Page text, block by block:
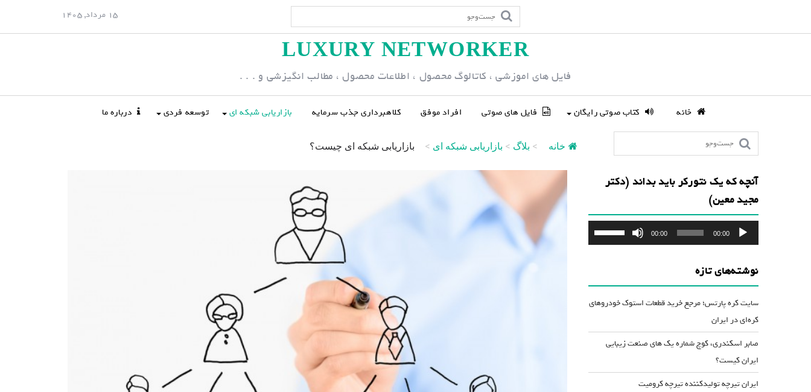
o
15 مرداد, 1405
LUXURY NETWORKER
فایل های اموزشی ، کاتالوگ محصول ، اطلاعات محصول ، مطالب انگیزشی و . . .
خانه کتاب صوتی رایگان فایل های صوتی افراد موفق کلاهبرداری جذب سرمایه بازاریابی شبکه ای توسعه فردی درباره ما
خانه > بلاگ > بازاریابی شبکه ای > بازاریابی شبکه ای چیست؟
آنچه که یک نتورکر باید بداند (دکتر
مجید معین)
پخش‌کننده
صوت
00:00
00:00
برای
افزایش
کلیدهای
نوشته‌های تازه
سایت کره پارتس؛ مرجع خرید قطعات استوک خودروهای
کره‌ای در ایران
صابر اسکندری، کوچ شماره یک های صنعت زیبایی
ایران کیست؟
ایران تیرچه تولیدکننده تیرچه کرومیت